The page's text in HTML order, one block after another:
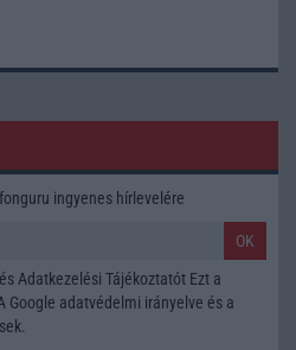
ingyenes hírlevelére
OK
Adatkezelési Tájékoztatót Ezt a
Google adatvédelmi irányelve és a